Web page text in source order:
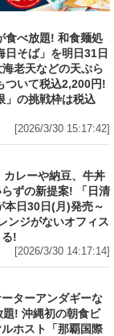
食べ放題! 和食麺処
日そば」を明日31日
老天などの天ぷら
ついて税込2,200円!
」の挑戦枠は税込
[2026/3/30 15:17:42]
レーや納豆、牛丼
ずの新提案! 「日清
本日30日(月)発売～
ンジがないオフィス
!
[2026/3/30 14:17:14]
ターアンダギーな
題! 沖縄初の朝食ビ
ホスト「那覇国際